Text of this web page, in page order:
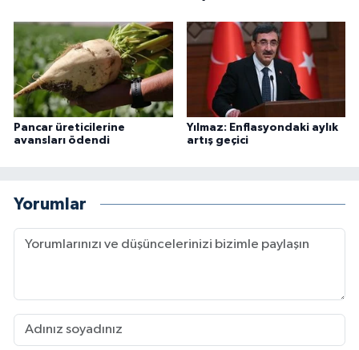
Pancar üreticilerine
avansları ödendi
Yılmaz: Enflasyondaki aylık
artış geçici
Yorumlar